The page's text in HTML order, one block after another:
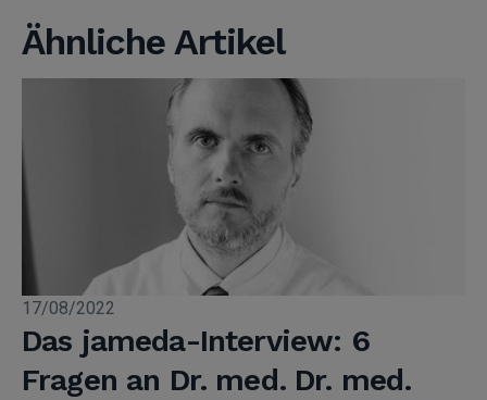
Ähnliche Artikel
17/08/2022
Das jameda-Interview: 6
Fragen an Dr. med. Dr. med.